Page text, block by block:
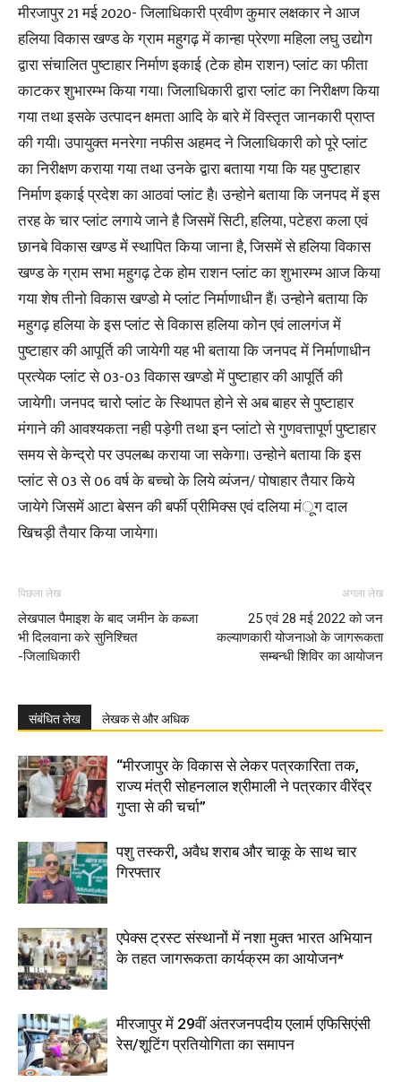
मीरजापुर 21 मई 2020- जिलाधिकारी प्रवीण कुमार लक्षकार ने आज
हलिया विकास खण्ड के ग्राम महुगढ़ में कान्हा प्रेरणा महिला लघु उद्योग
द्वारा संचालित पुष्टाहार निर्माण इकाई (टेक होम राशन) प्लांट का फीता
काटकर शुभारम्भ किया गया। जिलाधिकारी द्वारा प्लांट का निरीक्षण किया
गया तथा इसके उत्पादन क्षमता आदि के बारे में विस्तृत जानकारी प्राप्त
की गयी। उपायुक्त मनरेगा नफीस अहमद ने जिलाधिकारी को पूरे प्लांट
का निरीक्षण कराया गया तथा उनके द्वारा बताया गया कि यह पुष्टाहार
निर्माण इकाई प्रदेश का आठवां प्लांट है। उन्होने बताया कि जनपद में इस
तरह के चार प्लांट लगाये जाने है जिसमें सिटी, हलिया, पटेहरा कला एवं
छानबे विकास खण्ड में स्थापित किया जाना है, जिसमें से हलिया विकास
खण्ड के ग्राम सभा महुगढ़ टेक होम राशन प्लांट का शुभारम्भ आज किया
गया शेष तीनो विकास खण्डो मे प्लांट निर्माणाधीन हैं। उन्होने बताया कि
महुगढ़ हलिया के इस प्लांट से विकास हलिया कोन एवं लालगंज में
पुष्टाहार की आपूर्ति की जायेगी यह भी बताया कि जनपद में निर्माणाधीन
प्रत्येक प्लांट से 03-03 विकास खण्डो में पुष्टाहार की आपूर्ति की
जायेगी। जनपद चारो प्लांट के स्थािपत होने से अब बाहर से पुष्टाहार
मंगाने की आवश्यकता नही पड़ेगी तथा इन प्लांटो से गुणवत्तापूर्ण पुष्टाहार
समय से केन्द्रो पर उपलब्ध कराया जा सकेगा। उन्होने बताया कि इस
प्लांट से 03 से 06 वर्ष के बच्चो के लिये व्यंजन/ पोषाहार तैयार किये
जायेगे जिसमें आटा बेसन की बर्फी प्रीमिक्स एवं दलिया मंूग दाल
खिचड़ी तैयार किया जायेगा।
पिछला लेख
लेखपाल पैमाइश के बाद जमीन के कब्जा
भी दिलवाना करे सुनिश्चित
-जिलाधिकारी
अगला लेख
25 एवं 28 मई 2022 को जन
कल्याणकारी योजनाओ के जागरूकता
सम्बन्धी शिविर का आयोजन
संबंधित लेख लेखक से और अधिक
“मीरजापुर के विकास से लेकर पत्रकारिता तक,
राज्य मंत्री सोहनलाल श्रीमाली ने पत्रकार वीरेंद्र
गुप्ता से की चर्चा”
पशु तस्करी, अवैध शराब और चाकू के साथ चार
गिरफ्तार
एपेक्स ट्रस्ट संस्थानों में नशा मुक्त भारत अभियान
के तहत जागरूकता कार्यक्रम का आयोजन*
मीरजापुर में 29वीं अंतरजनपदीय एलार्म एफिसिएंसी
रेस/शूटिंग प्रतियोगिता का समापन